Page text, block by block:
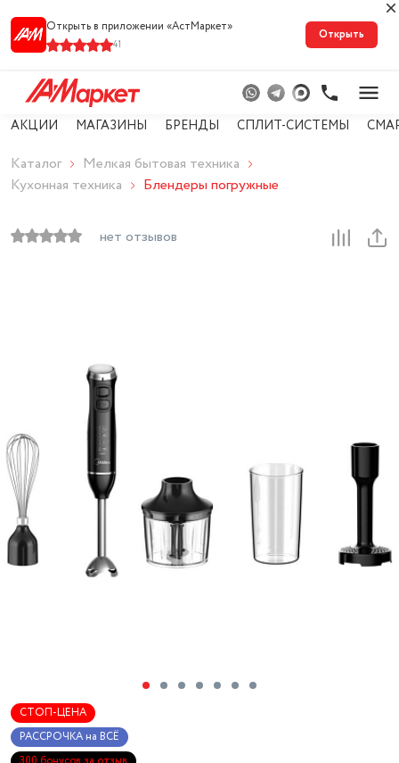
Открыть в приложении «АстМарке‪т‬»
41
Открыть
АКЦИИ МАГАЗИНЫ БРЕНДЫ СПЛИТ-СИСТЕМЫ
Каталог
Мелкая бытовая техника
Кухонная техника
Блендеры погружные
нет отзывов
СТОП-ЦЕНА
РАССРОЧКА на ВСЁ